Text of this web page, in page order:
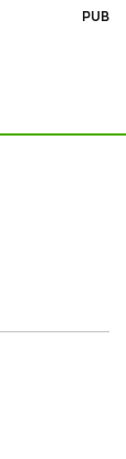
PUB